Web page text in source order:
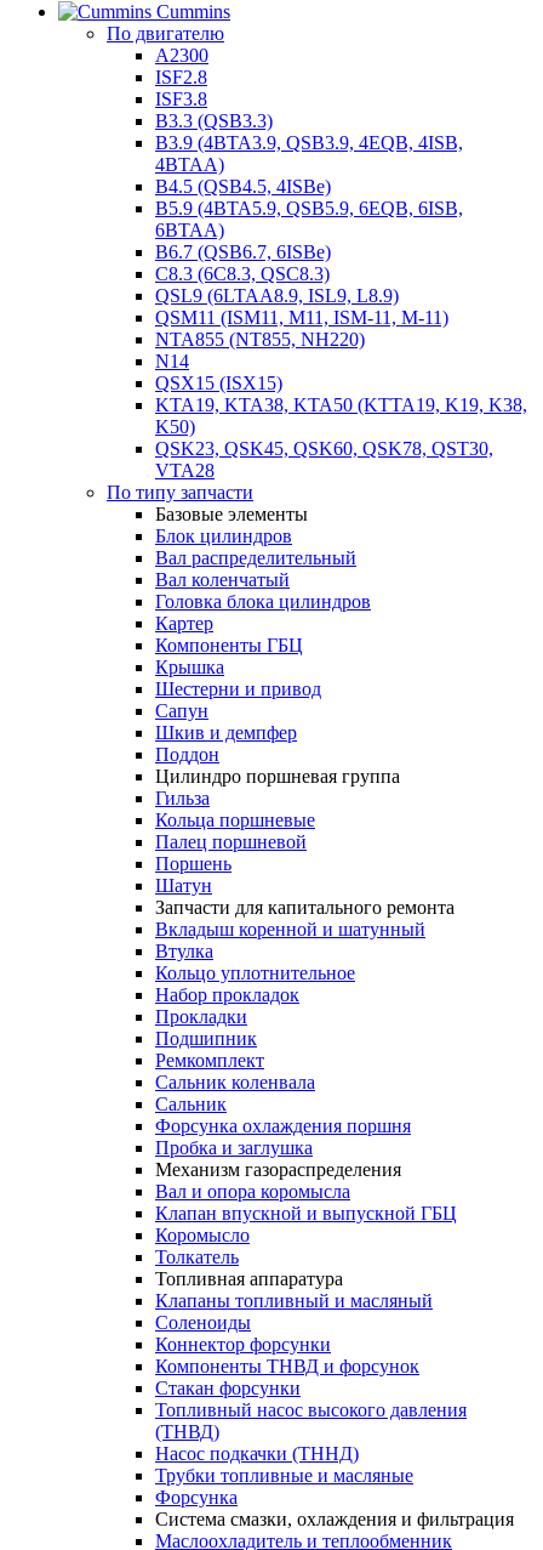
Cummins
По двигателю
A2300
ISF2.8
ISF3.8
B3.3 (QSB3.3)
B3.9 (4BTA3.9, QSB3.9, 4EQB, 4ISB,
4BTAA)
B4.5 (QSB4.5, 4ISBe)
B5.9 (4BTA5.9, QSB5.9, 6EQB, 6ISB,
6BTAA)
B6.7 (QSB6.7, 6ISBe)
C8.3 (6C8.3, QSC8.3)
QSL9 (6LTAA8.9, ISL9, L8.9)
QSM11 (ISM11, M11, ISM-11, M-11)
NTA855 (NT855, NH220)
N14
QSX15 (ISX15)
KTA19, KTA38, KTA50 (KTTA19, K19, K38,
K50)
QSK23, QSK45, QSK60, QSK78, QST30,
VTA28
По типу запчасти
Базовые элементы
Блок цилиндров
Вал распределительный
Вал коленчатый
Головка блока цилиндров
Картер
Компоненты ГБЦ
Крышка
Шестерни и привод
Сапун
Шкив и демпфер
Поддон
Цилиндро поршневая группа
Гильза
Кольца поршневые
Палец поршневой
Поршень
Шатун
Запчасти для капитального ремонта
Вкладыш коренной и шатунный
Втулка
Кольцо уплотнительное
Набор прокладок
Прокладки
Подшипник
Ремкомплект
Сальник коленвала
Сальник
Форсунка охлаждения поршня
Пробка и заглушка
Механизм газораспределения
Вал и опора коромысла
Клапан впускной и выпускной ГБЦ
Коромысло
Толкатель
Топливная аппаратура
Клапаны топливный и масляный
Соленоиды
Коннектор форсунки
Компоненты ТНВД и форсунок
Стакан форсунки
Топливный насос высокого давления
(ТНВД)
Насос подкачки (ТННД)
Трубки топливные и масляные
Форсунка
Система смазки, охлаждения и фильтрация
Маслоохладитель и теплообменник